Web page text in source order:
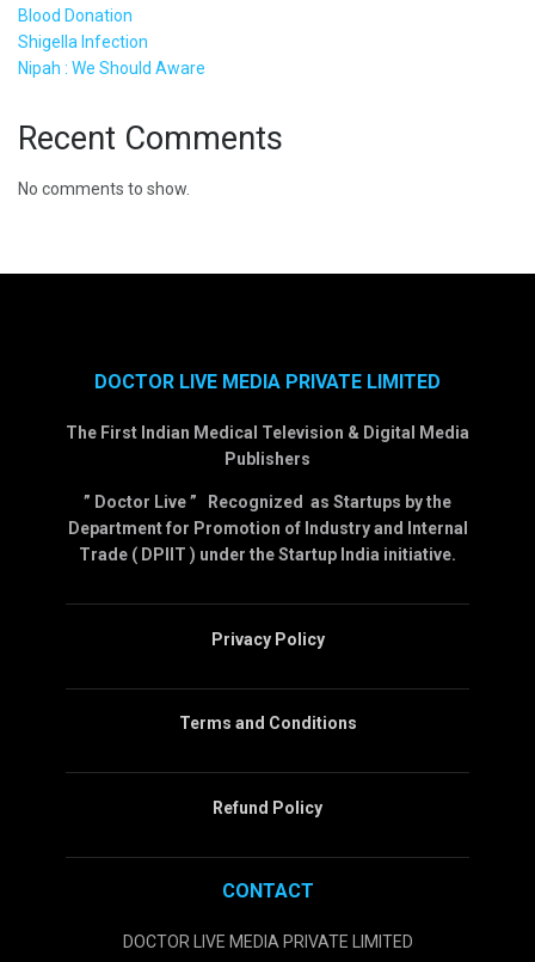
Blood Donation
Shigella Infection
Nipah : We Should Aware
Recent Comments
No comments to show.
DOCTOR LIVE MEDIA PRIVATE LIMITED
The First Indian Medical Television & Digital Media
Publishers
” Doctor Live ” Recognized as Startups by the
Department for Promotion of Industry and Internal
Trade ( DPIIT ) under the Startup India initiative.
Privacy Policy
Terms and Conditions
Refund Policy
CONTACT
DOCTOR LIVE MEDIA PRIVATE LIMITED